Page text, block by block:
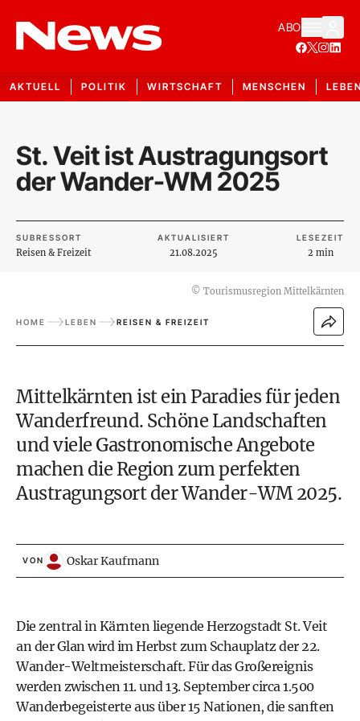
ABO
AKTUELL POLITIK WIRTSCHAFT MENSCHEN
St. Veit ist Austragungsort
der Wander-WM 2025
SUBRESSORT
Reisen & Freizeit
AKTUALISIERT
21.08.2025
LESEZEIT
2 min
© Tourismusregion Mittelkärnten
HOME LEBEN REISEN & FREIZEIT
Mittelkärnten ist ein Paradies für jeden
Wanderfreund. Schöne Landschaften
und viele Gastronomische Angebote
machen die Region zum perfekten
Austragungsort der Wander-WM 2025.
VON Oskar Kaufmann
Die zentral in Kärnten liegende Herzogstadt St. Veit
an der Glan wird im Herbst zum Schauplatz der22.
Wander-Weltmeisterschaft. Für das Großereignis
werden zwischen 11. und 13. September circa 1.500
Wanderbegeisterte aus über 15 Nationen, die sanften